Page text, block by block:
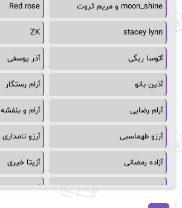
moon_shine و مریم ثروت Red rose
stacey lynn
ZK
آتوسا ریگی آذر یوسفی
آذین بانو آرام رستگار
آرام رضایی آرام و بنفشه
آرزو طهماسبی آرزو نامداری
آزاده رمضانی آزیتا خیری
آسمان64 آسمان۶۵